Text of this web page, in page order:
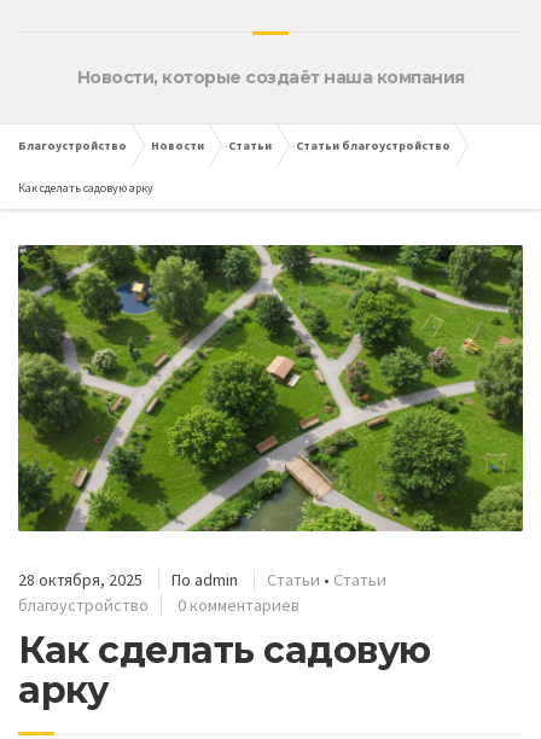
Новости, которые создаёт наша компания
Благоустройство Новости Статьи Статьи благоустройство
Как сделать садовую арку
28 октября, 2025 По admin Статьи • Статьи
благоустройство
0 комментариев
Как сделать садовую
арку